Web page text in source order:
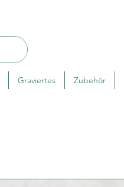
Graviertes Zubehör